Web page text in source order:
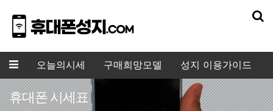
메뉴 오늘의시세 구매희망모델 성지 이용가이드
휴대폰 시세표